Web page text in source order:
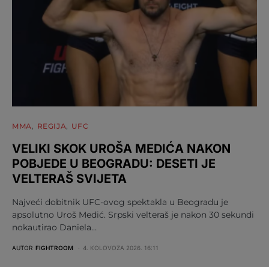
MMA REGIJA UFC
VELIKI SKOK UROŠA MEDIĆA NAKON
POBJEDE U BEOGRADU: DESETI JE
VELTERAŠ SVIJETA
Najveći dobitnik UFC-ovog spektakla u Beogradu je
apsolutno Uroš Medić. Srpski velteraš je nakon 30 sekundi
nokautirao Daniela…
AUTOR FIGHTROOM 4. KOLOVOZA 2026. 16:11